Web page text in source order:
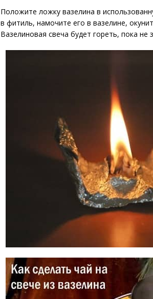
Положите ложку вазелина в
в фитиль, намочите его в вазелине,
Вазелиновая свеча будет гореть, пока не